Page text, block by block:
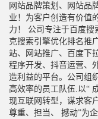
网站品牌策划、网站品
业！为客户创造有价值
力！ 公司专注于百度搜
克搜索引擎优化排名推
站、网站推广、百度下
程序开发、抖音运营、
造利益的平台。公司组
高效率的员工队伍.以“
现互联网转型，谋求客
尊重、担当、 撼动”为